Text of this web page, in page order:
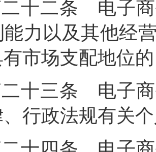
十二条
电子
力以及其他经
有市场支配地位
十三条 电子
行政法规有关